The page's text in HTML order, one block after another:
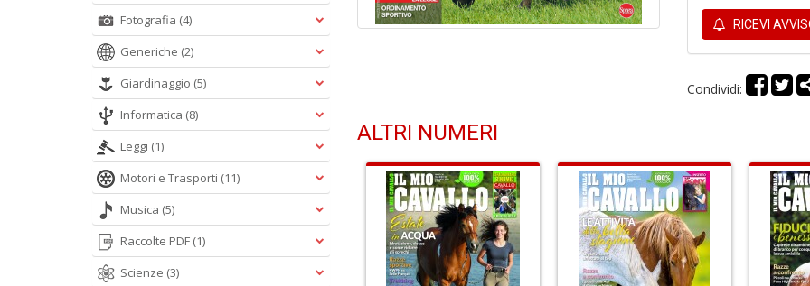
RICEVI
Condividi:
ALTRI NUMERI
Fotografia (4)
Generiche (2)
Giardinaggio (5)
Informatica (8)
Leggi (1)
Motori e Trasporti (11)
Musica (5)
Raccolte PDF (1)
Scienze (3)